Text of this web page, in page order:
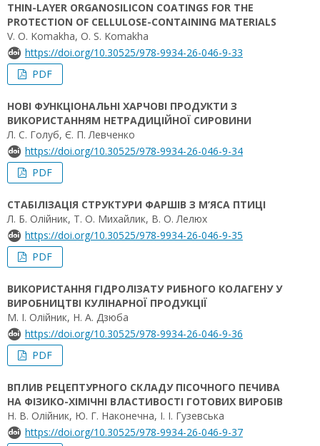
THIN-LAYER ORGANOSILICON COATINGS FOR THE
PROTECTION OF CELLULOSE-CONTAINING MATERIALS
V. O. Komakha, О. S. Komakha
https://doi.org/10.30525/978-9934-26-046-9-33
PDF
НОВІ ФУНКЦІОНАЛЬНІ ХАРЧОВІ ПРОДУКТИ З
ВИКОРИСТАННЯМ НЕТРАДИЦІЙНОЇ СИРОВИНИ
Л. С. Голуб, Є. П. Левченко
https://doi.org/10.30525/978-9934-26-046-9-34
PDF
СТАБІЛІЗАЦІЯ СТРУКТУРИ ФАРШІВ З М’ЯСА ПТИЦІ
Л. Б. Олійник, Т. О. Михайлик, В. О. Лелюх
https://doi.org/10.30525/978-9934-26-046-9-35
PDF
ВИКОРИСТАННЯ ГІДРОЛІЗАТУ РИБНОГО КОЛАГЕНУ У
ВИРОБНИЦТВІ КУЛІНАРНОЇ ПРОДУКЦІЇ
М. І. Олійник, Н. А. Дзюба
https://doi.org/10.30525/978-9934-26-046-9-36
PDF
ВПЛИВ РЕЦЕПТУРНОГО СКЛАДУ ПІСОЧНОГО ПЕЧИВА
НА ФІЗИКО-ХІМІЧНІ ВЛАСТИВОСТІ ГОТОВИХ ВИРОБІВ
Н. В. Олійник, Ю. Г. Наконечна, І. І. Гузевська
https://doi.org/10.30525/978-9934-26-046-9-37